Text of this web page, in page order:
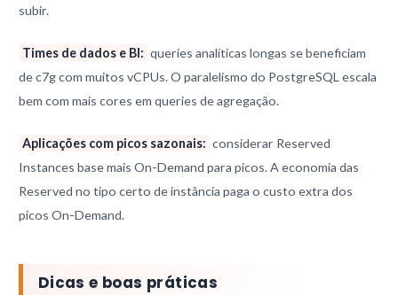
subir.
Times de dados e BI: queries analíticas longas se beneficiam
de c7g com muitos vCPUs. O paralelismo do PostgreSQL escala
bem com mais cores em queries de agregação.
Aplicações com picos sazonais: considerar Reserved
Instances base mais On-Demand para picos. A economia das
Reserved no tipo certo de instância paga o custo extra dos
picos On-Demand.
Dicas e boas práticas